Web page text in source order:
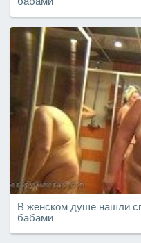
В женском душе нашли
бабами